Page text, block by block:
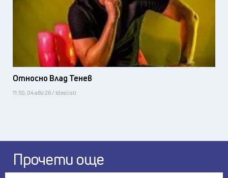
Относно Влад Тенев
11:50, 04 авг 26 / Idealisti
Прочети още